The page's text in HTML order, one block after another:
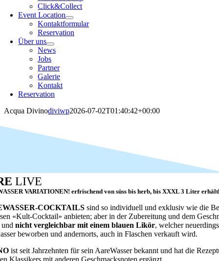
Click&Collect
Event Location
Kontaktformular
Reservation
Über uns
News
Jobs
Partner
Galerie
Kontakt
Reservation
Acqua Divinodiviwp2026-07-02T01:40:42+00:00
LIVE
VARIATIONEN! erfrischend von süss bis herb, bis XXXL 3 Liter
COCKTAILS sind so individuell und exklusiv wie die
«Kult-Cocktail» anbieten; aber in der Zubereitung und dem
und nicht vergleichbar mit einem blauen Likör, welcher
beworben und andernorts, auch in Flaschen verkauft wird.
ist seit Jahrzehnten für sein AareWasser bekannt und hat die
Klassikers mit anderen Geschmacksnoten ergänzt.